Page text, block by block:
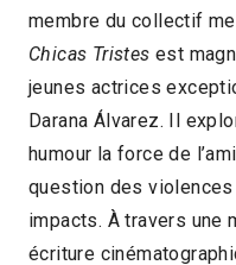
membre du collectif
Chicas Tristes est
jeunes actrices
Darana Álvarez. Il
humour la force de
question des
impacts. À travers une
écriture